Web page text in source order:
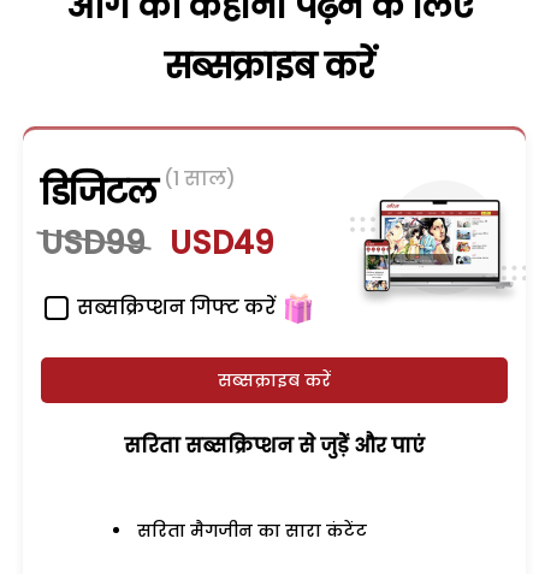
सब्सक्राइब करें
डिजिटल (1 साल)
USD99 USD49
सब्सक्रिप्शन गिफ्ट करें
सब्सक्राइब करें
सरिता सब्सक्रिप्शन से जुड़ेें और पाएं
सरिता मैगजीन का सारा कंटेंट